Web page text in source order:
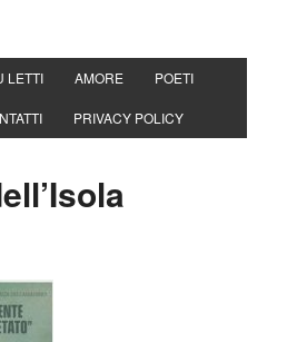
LETTI AMORE POETI
PRIVACY POLICY